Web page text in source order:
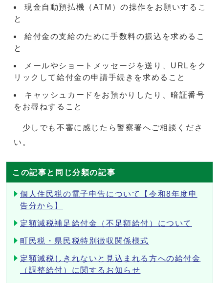
現金自動預払機（ATM）の操作をお願いするこ
と
給付金の支給のために手数料の振込を求めるこ
と
メールやショートメッセージを送り、URLをク
リックして給付金の申請手続きを求めること
キャッシュカードをお預かりしたり、暗証番号
をお尋ねすること
少しでも不審に感じたら警察署へご相談くださ
い。
この記事と同じ分類の記事
個人住民税の電子申告について【令和8年度申
告分から】
定額減税補足給付金（不足額給付）について
町民税・県民税特別徴収関係様式
定額減税しきれないと見込まれる方への給付金
（調整給付）に関するお知らせ